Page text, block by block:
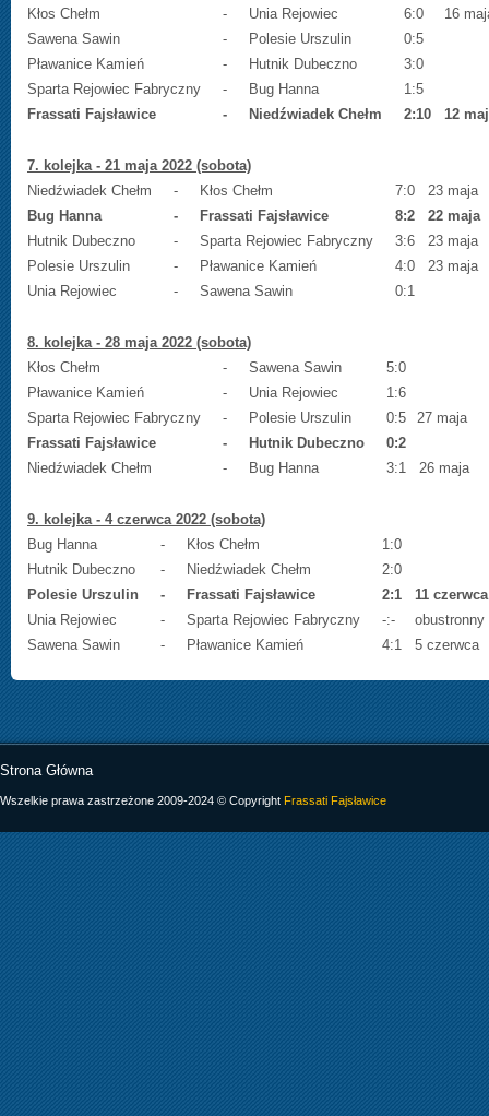
Kłos Chełm
- Unia Rejowiec 6:0
16
Sawena Sawin
- Polesie Urszulin
0:5
Pławanice Kamień
- Hutnik Dubeczno
3:0
Sparta Rejowiec Fabryczny
- Bug Hanna
1:5
Frassati Fajsławice
- Niedźwiadek Chełm 2:10 12
7. kolejka - 21 maja 2022 (sobota)
Niedźwiadek Chełm
- Kłos Chełm 7:0
23 maja
Bug Hanna
- Frassati Fajsławice 8:2
22 maja
Hutnik Dubeczno
- Sparta Rejowiec Fabryczny 3:6
23 maja
Polesie Urszulin
- Pławanice Kamień 4:0
23 maja
Unia Rejowiec
- Sawena Sawin 0:1
8. kolejka - 28 maja 2022 (sobota)
Kłos Chełm
- Sawena Sawin
5:0
Pławanice Kamień
- Unia Rejowiec
1:6
Sparta Rejowiec Fabryczny
- Polesie Urszulin 0:5
27 maja
Frassati Fajsławice
- Hutnik Dubeczno
0:2
Niedźwiadek Chełm
- Bug Hanna 3:1 26 maja
9. kolejka - 4 czerwca 2022 (sobota)
Bug Hanna
- Kłos Chełm
1:0
Hutnik Dubeczno
- Niedźwiadek Chełm
2:0
Polesie Urszulin
- Frassati Fajsławice 2:1
11 czerwca
Unia Rejowiec
- Sparta Rejowiec Fabryczny -:-
obustronny
Sawena Sawin
- Pławanice Kamień 4:1 5 czerwca
Strona Główna
Wszelkie prawa zastrzeżone 2009-2024 © Copyright Frassati Fajsławice